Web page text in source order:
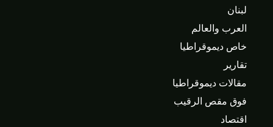
لبنان
العرب والعالم
خاص ديموقراطيا
تقارير
مقالات ديموقراطيا
فوق مقص الرقيب
اقتصاد